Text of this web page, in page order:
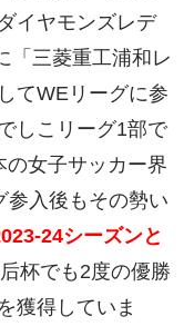
イヤモンズレデ
「三菱重工浦和レ
てWEリーグに参
しこリーグ1部で
女子サッカー界
参入後もその勢い
24シーズンと
杯でも2度の優勝
獲得していま